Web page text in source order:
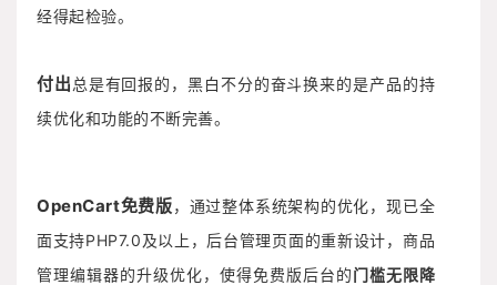
经得起检验。
付出总是有回报的，黑白不分的奋斗换来的是产品的持
续优化和功能的不断完善。
OpenCart免费版，通过整体系统架构的优化，现已全
面支持PHP7.0及以上，后台管理页面的重新设计，商品
管理编辑器的升级优化，使得免费版后台的门槛无限降